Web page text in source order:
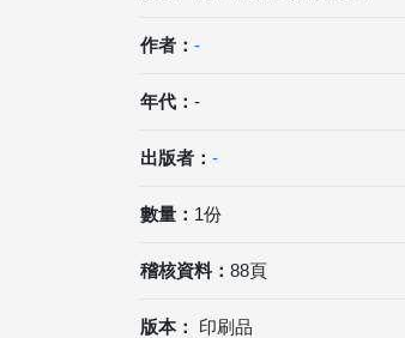
作者： -
年代： -
出版者： -
數量： 1份
稽核資料： 88頁
版本： 印刷品